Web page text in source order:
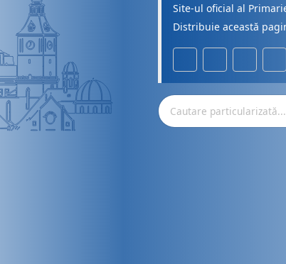
Site-ul oficial al
Distribuie această